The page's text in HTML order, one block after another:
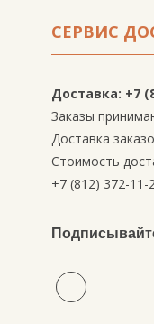
СЕРВИС
Доставка: +7
Заказы
Доставка
Стоимость
+7 (812) 372-11-